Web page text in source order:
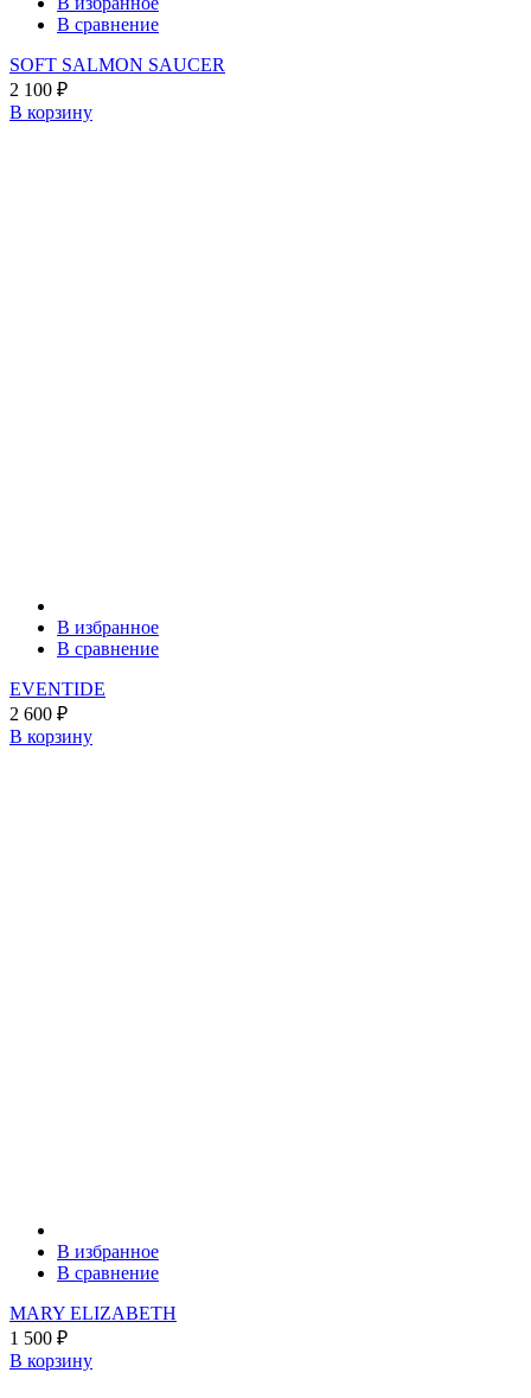
В сравнение
SOFT SALMON SAUCER
2 100 ₽
В корзину
В избранное
В сравнение
EVENTIDE
2 600 ₽
В корзину
В избранное
В сравнение
MARY ELIZABETH
1 500 ₽
В корзину